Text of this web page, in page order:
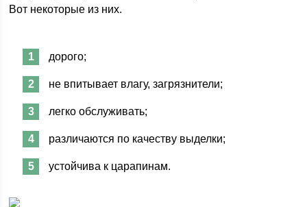
Вот некоторые из них.
дорого;
не впитывает влагу, загрязнители;
легко обслуживать;
различаются по качеству выделки;
устойчива к царапинам.